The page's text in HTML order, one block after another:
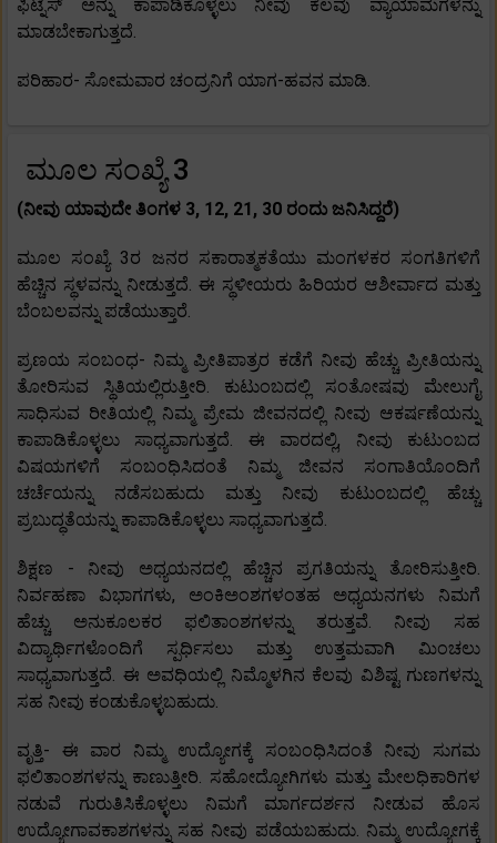
ಫಿಟ್ನೆಸ್ ಅನ್ನು ಕಾಪಾಡಿಕೊಳ್ಳಲು ನೀವು ಕೆಲವು ವ್ಯಾಯಾಮಗಳನ್ನು
ಮಾಡಬೇಕಾಗುತ್ತದೆ.
ಪರಿಹಾರ- ಸೋಮವಾರ ಚಂದ್ರನಿಗೆ ಯಾಗ-ಹವನ ಮಾಡಿ.
ಮೂಲ ಸಂಖ್ಯೆ 3
(ನೀವು ಯಾವುದೇ ತಿಂಗಳ 3, 12, 21, 30 ರಂದು ಜನಿಸಿದ್ದರೆ)
ಮೂಲ ಸಂಖ್ಯೆ 3ರ ಜನರ ಸಕಾರಾತ್ಮಕತೆಯು ಮಂಗಳಕರ ಸಂಗತಿಗಳಿಗೆ
ಹೆಚ್ಚಿನ ಸ್ಥಳವನ್ನು ನೀಡುತ್ತದೆ. ಈ ಸ್ಥಳೀಯರು ಹಿರಿಯರ ಆಶೀರ್ವಾದ ಮತ್ತು
ಬೆಂಬಲವನ್ನು ಪಡೆಯುತ್ತಾರೆ.
ಪ್ರಣಯ ಸಂಬಂಧ- ನಿಮ್ಮ ಪ್ರೀತಿಪಾತ್ರರ ಕಡೆಗೆ ನೀವು ಹೆಚ್ಚು ಪ್ರೀತಿಯನ್ನು
ತೋರಿಸುವ ಸ್ಥಿತಿಯಲ್ಲಿರುತ್ತೀರಿ. ಕುಟುಂಬದಲ್ಲಿ ಸಂತೋಷವು ಮೇಲುಗೈ
ಸಾಧಿಸುವ ರೀತಿಯಲ್ಲಿ ನಿಮ್ಮ ಪ್ರೇಮ ಜೀವನದಲ್ಲಿ ನೀವು ಆಕರ್ಷಣೆಯನ್ನು
ಕಾಪಾಡಿಕೊಳ್ಳಲು ಸಾಧ್ಯವಾಗುತ್ತದೆ. ಈ ವಾರದಲ್ಲಿ, ನೀವು ಕುಟುಂಬದ
ವಿಷಯಗಳಿಗೆ ಸಂಬಂಧಿಸಿದಂತೆ ನಿಮ್ಮ ಜೀವನ ಸಂಗಾತಿಯೊಂದಿಗೆ
ಚರ್ಚೆಯನ್ನು ನಡೆಸಬಹುದು ಮತ್ತು ನೀವು ಕುಟುಂಬದಲ್ಲಿ ಹೆಚ್ಚು
ಪ್ರಬುದ್ಧತೆಯನ್ನು ಕಾಪಾಡಿಕೊಳ್ಳಲು ಸಾಧ್ಯವಾಗುತ್ತದೆ.
ಶಿಕ್ಷಣ - ನೀವು ಅಧ್ಯಯನದಲ್ಲಿ ಹೆಚ್ಚಿನ ಪ್ರಗತಿಯನ್ನು ತೋರಿಸುತ್ತೀರಿ.
ನಿರ್ವಹಣಾ ವಿಭಾಗಗಳು, ಅಂಕಿಅಂಶಗಳಂತಹ ಅಧ್ಯಯನಗಳು ನಿಮಗೆ
ಹೆಚ್ಚು ಅನುಕೂಲಕರ ಫಲಿತಾಂಶಗಳನ್ನು ತರುತ್ತವೆ. ನೀವು ಸಹ
ವಿದ್ಯಾರ್ಥಿಗಳೊಂದಿಗೆ ಸ್ಪರ್ಧಿಸಲು ಮತ್ತು ಉತ್ತಮವಾಗಿ ಮಿಂಚಲು
ಸಾಧ್ಯವಾಗುತ್ತದೆ. ಈ ಅವಧಿಯಲ್ಲಿ ನಿಮ್ಮೊಳಗಿನ ಕೆಲವು ವಿಶಿಷ್ಟ ಗುಣಗಳನ್ನು
ಸಹ ನೀವು ಕಂಡುಕೊಳ್ಳಬಹುದು.
ವೃತ್ತಿ- ಈ ವಾರ ನಿಮ್ಮ ಉದ್ಯೋಗಕ್ಕೆ ಸಂಬಂಧಿಸಿದಂತೆ ನೀವು ಸುಗಮ
ಫಲಿತಾಂಶಗಳನ್ನು ಕಾಣುತ್ತೀರಿ. ಸಹೋದ್ಯೋಗಿಗಳು ಮತ್ತು ಮೇಲಧಿಕಾರಿಗಳ
ನಡುವೆ ಗುರುತಿಸಿಕೊಳ್ಳಲು ನಿಮಗೆ ಮಾರ್ಗದರ್ಶನ ನೀಡುವ ಹೊಸ
ಉದ್ಯೋಗಾವಕಾಶಗಳನ್ನು ಸಹ ನೀವು ಪಡೆಯಬಹುದು. ನಿಮ್ಮ ಉದ್ಯೋಗಕ್ಕೆ